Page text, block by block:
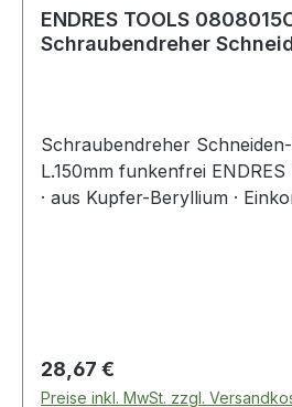
ENDRES TOOLS
Schraubendreher Schneidenbreite 8 mm
Schraubendreher
L.150mm funkenfrei
· aus Kupfer-Beryllium ·
Regulärer Preis:
28,67 €
Preise inkl. MwSt. zzgl.